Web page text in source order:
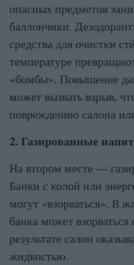
опасных предметов
баллончики.
средства для очистки
температуре
«бомбы». Повышение
может вызвать взрыв,
повреждению салона
2. Газированные
На втором месте —
Банки с колой или
могут «взорваться». В
банка может
результате салон
жидкостью.